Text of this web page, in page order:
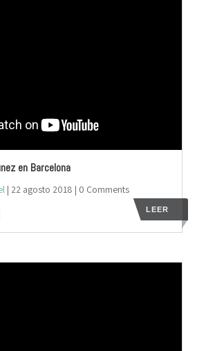
en Barcelona
| 22 agosto 2018 | 0 Comments
LEER